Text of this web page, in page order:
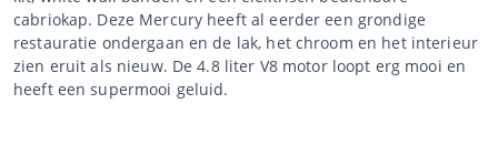
cabriokap. Deze Mercury heeft al eerder een grondige
restauratie ondergaan en de lak, het chroom en het interieur
zien eruit als nieuw. De 4.8 liter V8 motor loopt erg mooi en
heeft een supermooi geluid.